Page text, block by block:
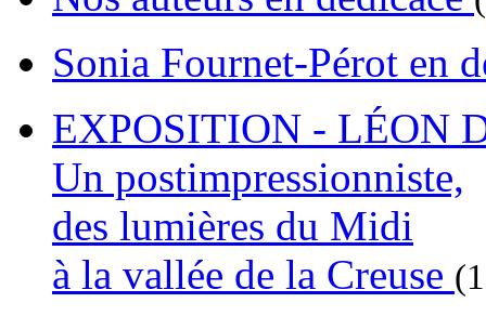
Sonia Fournet-Pérot en
EXPOSITION - LÉON
Un postimpressionniste,
des lumières du Midi
à la vallée de la Creuse